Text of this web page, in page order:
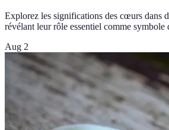
Explorez les significations des cœurs dans
révélant leur rôle essentiel comme
Aug 2